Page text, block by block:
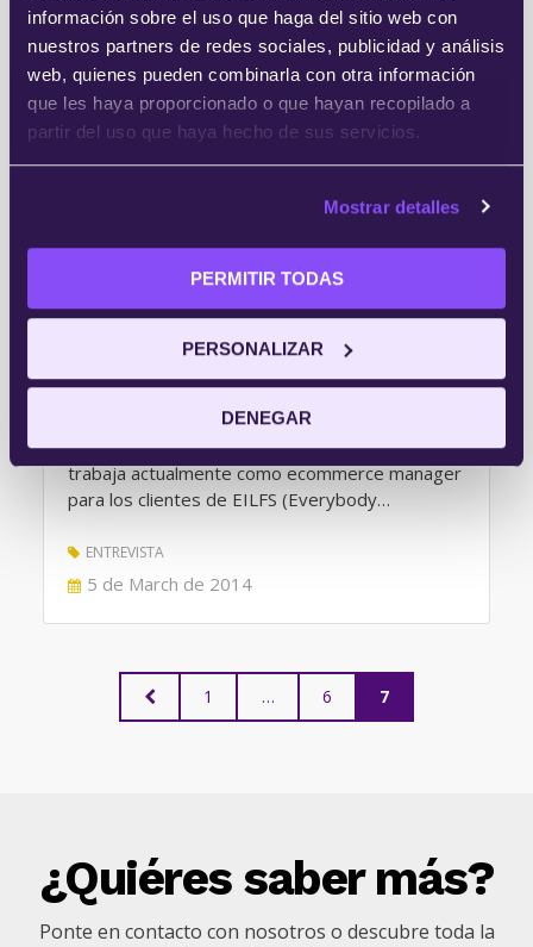
información sobre el uso que haga del sitio web con
nuestros partners de redes sociales, publicidad y análisis
web, quienes pueden combinarla con otra información
que les haya proporcionado o que hayan recopilado a
partir del uso que haya hecho de sus servicios.
Mostrar detalles
PERMITIR TODAS
PERSONALIZAR
DENEGAR
Entrevistamos al profesor del
mes: Tomás Esteban
Con una dilatada trayectoria profesional en el
sector online a sus espaldas, Tomás Esteban
trabaja actualmente como ecommerce manager
para los clientes de EILFS (Everybody…
ENTREVISTA
POSTED
5 de March de 2014
Posts
PREVIOUS
PAGE
PAGE
1 … PAGE
6 PAGE
7
¿Quiéres saber más?
Ponte en contacto con nosotros o descubre toda la